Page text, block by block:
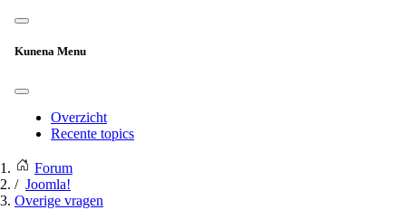
Kunena Menu
Overzicht
Recente topics
Forum
Joomla!
Overige vragen